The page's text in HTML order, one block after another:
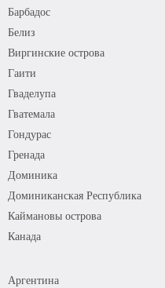
Барбадос
Белиз
Виргинские острова
Гаити
Гваделупа
Гватемала
Гондурас
Гренада
Доминика
Доминиканская Республика
Каймановы острова
Канада
Аргентина